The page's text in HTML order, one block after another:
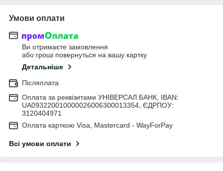
Умови оплати
Ви отримаєте замовлення
або гроші повернуться на вашу картку
Детальніше
Післяплата
Оплата за реквізитами УНІВЕРСАЛ БАНК, IBAN:
UA093220010000026006300013354, ЄДРПОУ:
3120404971
Оплата карткою Visa, Mastercard - WayForPay
Всі умови оплати